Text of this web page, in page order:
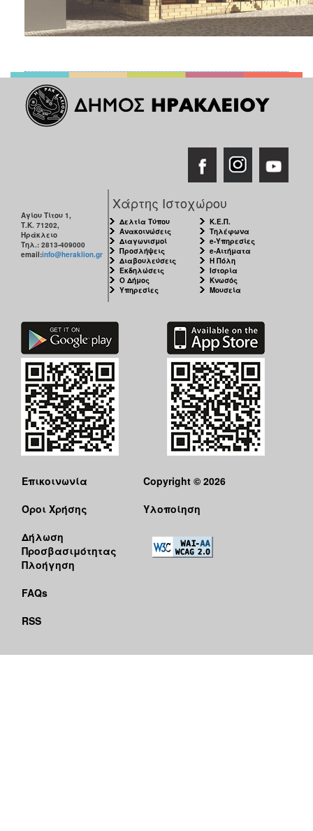
Αγίου Τίτου 1,
Τ.Κ. 71202,
Ηράκλειο
Τηλ.: 2813-409000
email:info@heraklion.gr
Χάρτης Ιστοχώρου
Δελτία Τύπου
Ανακοινώσεις
Διαγωνισμοί
Προσλήψεις
Διαβουλεύσεις
Εκδηλώσεις
Ο Δήμος
Υπηρεσίες
Κ.Ε.Π.
Τηλέφωνα
e-Υπηρεσίες
e-Αιτήματα
Η Πόλη
Ιστορία
Κνωσός
Μουσεία
Επικοινωνία
Όροι Χρήσης
Δήλωση
Προσβασιμότητας
Πλοήγηση
FAQs
RSS
Copyright © 2026
Υλοποίηση